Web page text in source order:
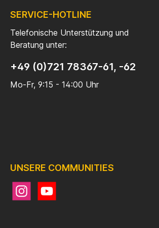
SERVICE-HOTLINE
Telefonische Unterstützung und
Beratung unter:
+49 (0)721 78367-61, -62
Mo-Fr, 9:15 - 14:00 Uhr
UNSERE COMMUNITIES